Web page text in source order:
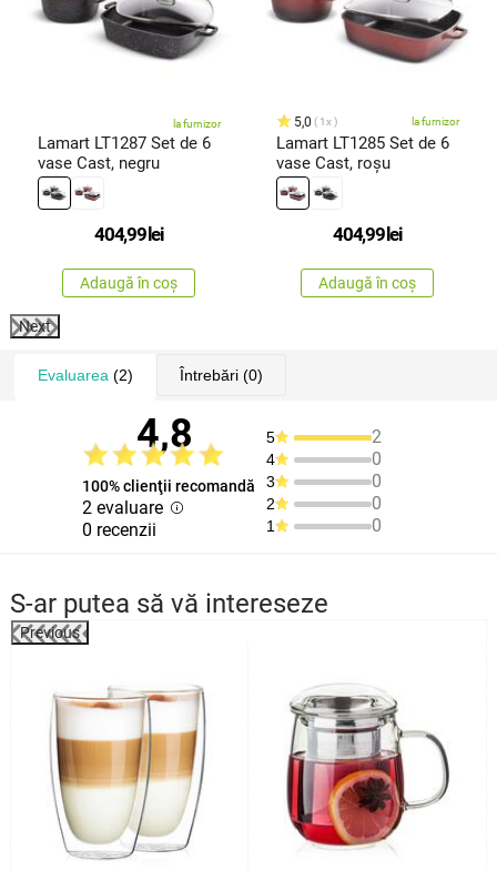
la furnizor
Lamart LT1287 Set de 6
vase Cast, negru
404,99 lei
Adaugă în coș
5,0 1x la furnizor
Lamart LT1285 Set de 6
vase Cast, roșu
404,99 lei
Adaugă în coș
Next
Evaluarea (2) Întrebări(0)
4,8
100% clienţii recomandă
2 evaluare
0 recenzii
5 2
4 0
3 0
2 0
1 0
S-ar putea să vă intereseze
Previous